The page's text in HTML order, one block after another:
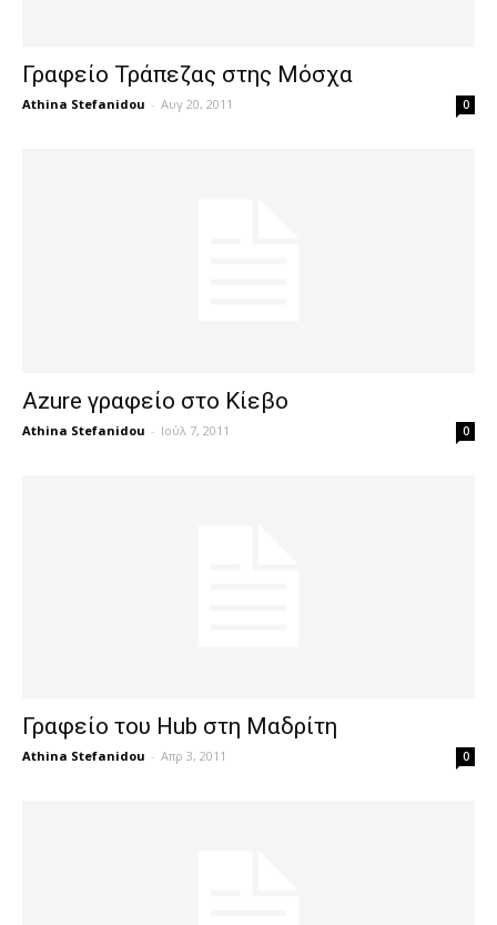
Γραφείο Τράπεζας στης Μόσχα
Athina Stefanidou - Αυγ 20, 2011 0
Azure γραφείο στο Κίεβο
Athina Stefanidou - Ιούλ 7, 2011 0
Γραφείο του Hub στη Μαδρίτη
Athina Stefanidou - Απρ 3, 2011 0